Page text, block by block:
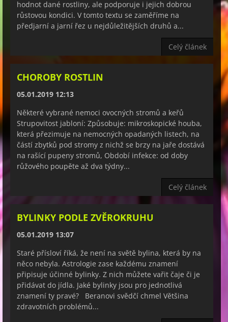
hodnot dané rostliny, ale podporuje i jejich dobrou
růstovou kondici. V tomto textu se zaměříme na
předjarní a jarní řez u nejdůležitějších druhů a...
Celý článek
CHOROBY ROSTLIN
05.01.2019 12:13
Některé vybrané nemoci ovocných stromů a keřů
Strupovitost jabloní: Způsobuje: mikroskopické houba,
která přezimuje na nemocných opadaných listech, na
částí zbytků pod stromy z nichž se brzy na jaře dostává
na rašící pupeny stromů, Období infekce: od doby
růžového poupěte až dva týdny...
Celý článek
BYLINKY PODLE ZVĚROKRUHU
05.01.2019 13:07
Staré přísloví říká, že není na světě bylina, která by na
něco nebyla. Astrologie zase každému znamení
připisuje účinné bylinky. Z nich můžete vařit čaje či je
přidávat do jídla. Jaké bylinky jsou pro jednotlivá
znamení ty pravé? Beranovi svědčí chmel Většina
zdravotních problémů...